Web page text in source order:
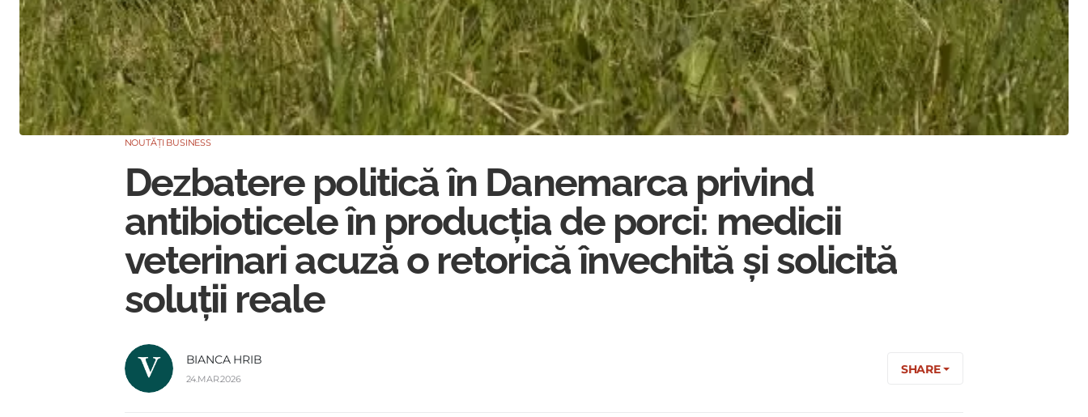
NOUTĂȚI BUSINESS
Dezbatere politică în Danemarca privind
antibioticele în producția de porci: medicii
veterinari acuză o retorică învechită și solicită
soluții reale
BIANCA HRIB
24.MAR.2026
SHARE